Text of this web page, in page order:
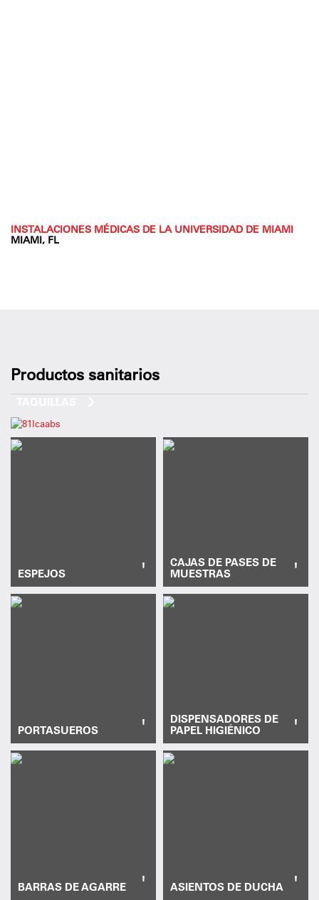
INSTALACIONES MÉDICAS DE LA UNIVERSIDAD DE MIAMI
MIAMI, FL
Productos sanitarios
ESPEJOS '
CAJAS DE PASES DE
MUESTRAS
'
PORTASUEROS '
DISPENSADORES DE
PAPEL HIGIÉNICO
'
BARRAS DE AGARRE ' ASIENTOS DE DUCHA '